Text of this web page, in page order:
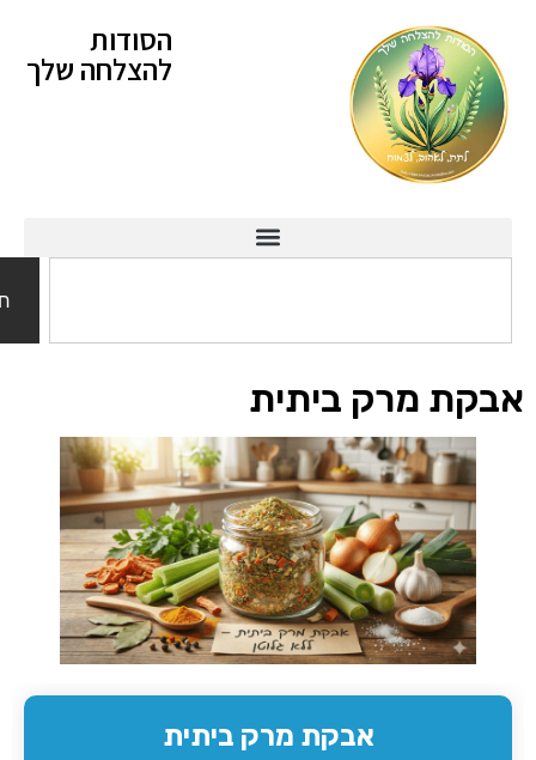
הסודות
להצלחה שלך
מרק ביתית